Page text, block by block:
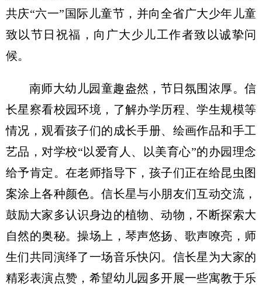
共庆“六一”国际儿童节，并向全省广大少年儿童
致以节日祝福，向广大少儿工作者致以诚挚问
候。
南师大幼儿园童趣盎然，节日氛围浓厚。信
长星察看校园环境，了解办学历程、学生规模等
情况，观看孩子们的成长手册、绘画作品和手工
艺品，对学校“以爱育人、以美育心”的办园理念
给予肯定。在老师指导下，孩子们正在给昆虫图
案涂上各种颜色。信长星与小朋友们互动交流，
鼓励大家多认识身边的植物、动物，不断探索大
自然的奥秘。操场上，琴声悠扬、歌声嘹亮，师
生们共同演绎了一场音乐快闪。信长星为大家的
精彩表演点赞，希望幼儿园多开展一些寓教于乐